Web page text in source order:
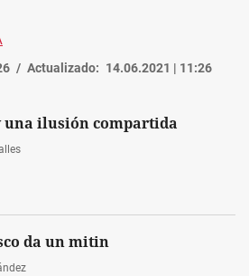
Actualizado: 14.06.2021 | 11:26
una ilusión compartida
da un mitin